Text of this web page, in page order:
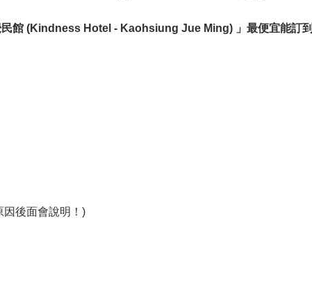
民館 (Kindness Hotel - Kaohsiung Jue Ming) 」最便宜能訂
因後面會說明！)